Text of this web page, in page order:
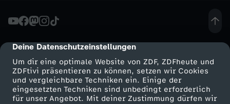
cmp-dialog-description
Deine Datenschutzeinstellungen
Um dir eine optimale Website von ZDF, ZDFheute und
ZDFtivi präsentieren zu können, setzen wir Cookies
und vergleichbare Techniken ein. Einige der
eingesetzten Techniken sind unbedingt erforderlich
für unser Angebot. Mit deiner Zustimmung dürfen wir
s
t